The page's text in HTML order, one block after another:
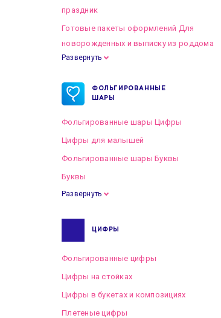
праздник
Готовые пакеты оформлений Для
новорожденных и выписку из роддома
Готовые пакеты оформлений на Свадьбу
Развернуть
ФОЛЬГИРОВАННЫЕ
ШАРЫ
Фольгированные шары Цифры
Цифры для малышей
Фольгированные шары Буквы
Буквы
Развернуть
ЦИФРЫ
Фольгированные цифры
Цифры на стойках
Цифры в букетах и композициях
Плетеные цифры